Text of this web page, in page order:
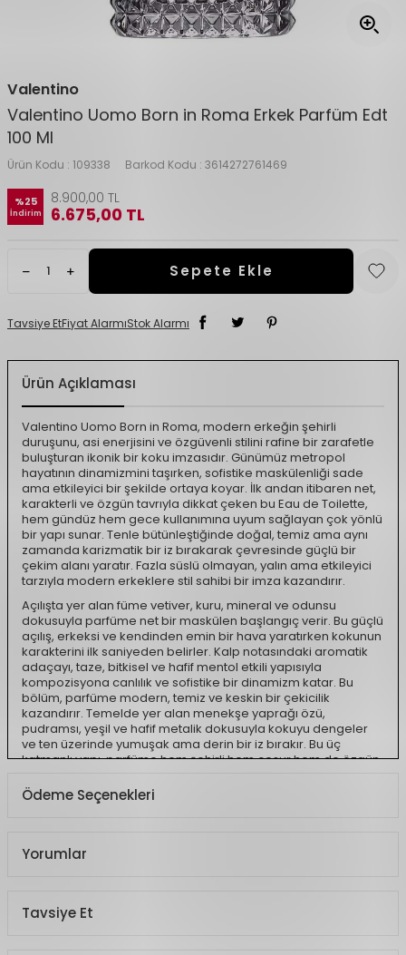
Valentino
Valentino Uomo Born in Roma Erkek Parfüm Edt
100 Ml
Ürün Kodu : 109338 Barkod Kodu : 3614272761469
%25
İndirim
8.900,00 TL
6.675,00 TL
Sepete Ekle
Tavsiye EtFiyat AlarmıStok Alarmı
Ürün Açıklaması
Valentino Uomo Born in Roma, modern erkeğin şehirli
duruşunu, asi enerjisini ve özgüvenli stilini rafine bir zarafetle
buluşturan ikonik bir koku imzasıdır. Günümüz metropol
hayatının dinamizmini taşırken, sofistike maskülenliği sade
ama etkileyici bir şekilde ortaya koyar. İlk andan itibaren net,
karakterli ve özgün tavrıyla dikkat çeken bu Eau de Toilette,
hem gündüz hem gece kullanımına uyum sağlayan çok yönlü
bir yapı sunar. Tenle bütünleştiğinde doğal, temiz ama aynı
zamanda karizmatik bir iz bırakarak çevresinde güçlü bir
çekim alanı yaratır. Fazla süslü olmayan, yalın ama etkileyici
tarzıyla modern erkeklere stil sahibi bir imza kazandırır.
Açılışta yer alan füme vetiver, kuru, mineral ve odunsu
dokusuyla parfüme net bir maskülen başlangıç verir. Bu güçlü
açılış, erkeksi ve kendinden emin bir hava yaratırken kokunun
karakterini ilk saniyeden belirler. Kalp notasındaki aromatik
adaçayı, taze, bitkisel ve hafif mentol etkili yapısıyla
kompozisyona canlılık ve sofistike bir dinamizm katar. Bu
bölüm, parfüme modern, temiz ve keskin bir çekicilik
kazandırır. Temelde yer alan menekşe yaprağı özü,
pudramsı, yeşil ve hafif metalik dokusuyla kokuyu dengeler
ve ten üzerinde yumuşak ama derin bir iz bırakır. Bu üç
katmanlı yapı, parfüme hem şehirli hem cesur hem de özgün
bir final sunar.
Kalp notaları:
Ürün Açıklaması
Ödeme Seçenekleri
Yorumlar
Tavsiye Et